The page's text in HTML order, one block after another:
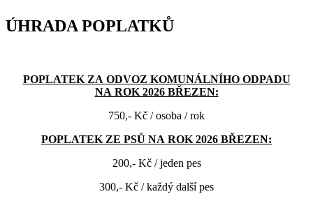
ÚHRADA POPLATKŮ
POPLATEK ZA ODVOZ KOMUNÁLNÍHO ODPADU
NA ROK 2026 BŘEZEN:
750,- Kč / osoba / rok
POPLATEK ZE PSŮ NA ROK 2026 BŘEZEN:
200,- Kč / jeden pes
300,- Kč / každý další pes